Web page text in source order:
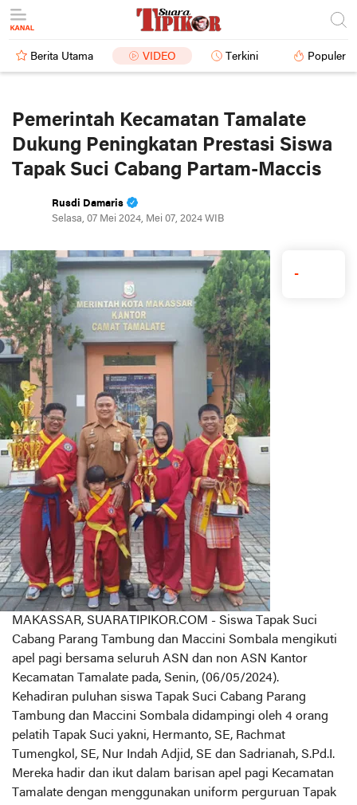
Berita Utama VIDEO Terkini Populer
Pemerintah Kecamatan Tamalate
Dukung Peningkatan Prestasi Siswa
Tapak Suci Cabang Partam-Maccis
Rusdi Damaris
Selasa, 07 Mei 2024, Mei 07, 2024 WIB
-
MAKASSAR, SUARATIPIKOR.COM - Siswa Tapak Suci
Cabang Parang Tambung dan Maccini Sombala mengikuti
apel pagi bersama seluruh ASN dan non ASN Kantor
Kecamatan Tamalate pada, Senin, (06/05/2024).
Kehadiran puluhan siswa Tapak Suci Cabang Parang
Tambung dan Maccini Sombala didampingi oleh 4 orang
pelatih Tapak Suci yakni, Hermanto, SE, Rachmat
Tumengkol, SE, Nur Indah Adjid, SE dan Sadrianah, S.Pd.I.
Mereka hadir dan ikut dalam barisan apel pagi Kecamatan
Tamalate dengan menggunakan uniform perguruan Tapak